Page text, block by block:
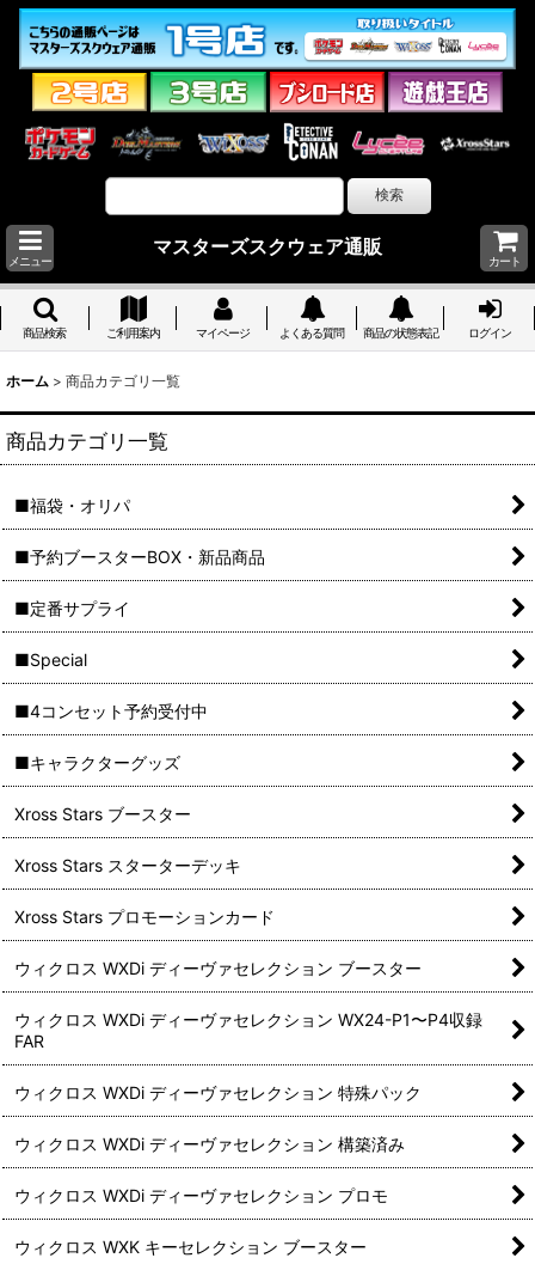
メニュー
マスターズスクウェア通販
カート
商品検索 ご利用案内 マイページ よくある質問 商品の状態表記 ログイン
ホーム > 商品カテゴリ一覧
商品カテゴリ一覧
■福袋・オリパ
■予約ブースターBOX・新品商品
■定番サプライ
■Special
■4コンセット予約受付中
■キャラクターグッズ
Xross Stars ブースター
Xross Stars スターターデッキ
Xross Stars プロモーションカード
ウィクロス WXDi ディーヴァセレクション ブースター
ウィクロス WXDi ディーヴァセレクション WX24-P1〜P4収録
FAR
ウィクロス WXDi ディーヴァセレクション 特殊パック
ウィクロス WXDi ディーヴァセレクション 構築済み
ウィクロス WXDi ディーヴァセレクション プロモ
ウィクロス WXK キーセレクション ブースター